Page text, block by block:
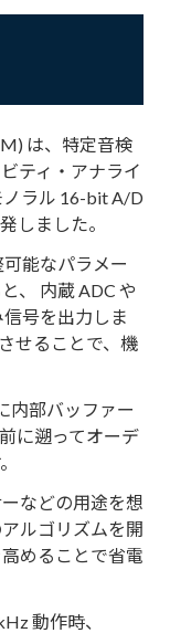
は、特定音検
ティ・アナライ
ノラル 16-bit A/D
しました。
能なパラメー
、 内蔵 ADC や
号を出力しま
せることで、機
内部バッファー
に遡ってオーデ
などの用途を想
ルゴリズムを開
めることで省電
動作時、